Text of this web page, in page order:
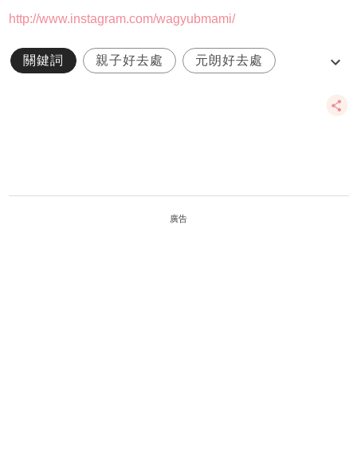
http://www.instagram.com/wagyubmami/
關鍵詞 親子好去處 元朗好去處
廣告